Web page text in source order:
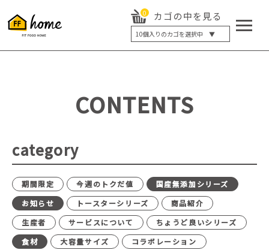
0 カゴの中を見る
10個入りのカゴを選択中 ▼
5個入り
20個入り
最大12%OFF
CONTENTS
category
期間限定 今週のトクだ値
国産無添加シリーズ
お知らせ
トースターシリーズ
商品紹介
生産者
サービスについて
ちょうど良いシリーズ
食材
大容量サイズ
コラボレーション